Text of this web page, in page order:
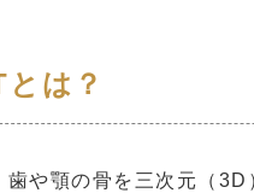
は？
や顎の骨を三次元（